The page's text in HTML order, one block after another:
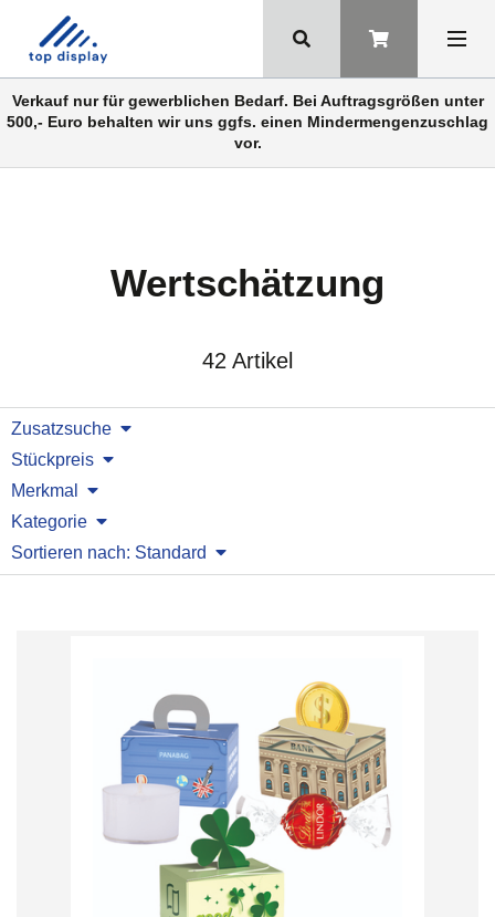
Verkauf nur für gewerblichen Bedarf. Bei Auftragsgrößen unter
500,- Euro behalten wir uns ggfs. einen Mindermengenzuschlag
vor.
Wertschätzung
42 Artikel
Zusatzsuche
Stückpreis
Merkmal
Kategorie
Sortieren nach: Standard